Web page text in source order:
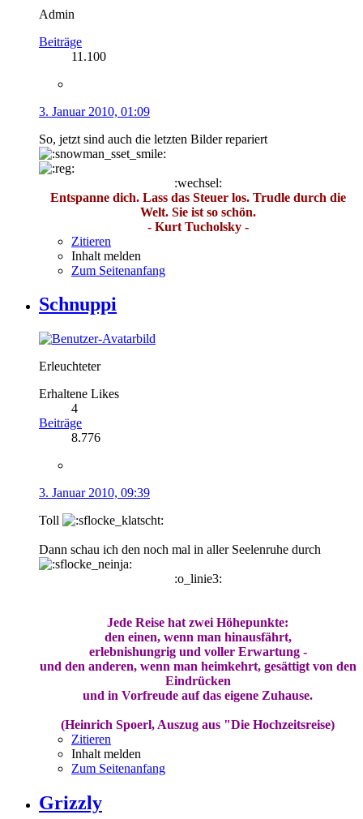
Admin
Beiträge
11.100
3. Januar 2010, 01:09
So, jetzt sind auch die letzten Bilder repariert
:wechsel:
Entspanne dich. Lass das Steuer los. Trudle durch die
Welt. Sie ist so schön.
- Kurt Tucholsky -
Zitieren
Inhalt melden
Zum Seitenanfang
Schnuppi
Erleuchteter
Erhaltene Likes
4
Beiträge
8.776
3. Januar 2010, 09:39
Toll
Dann schau ich den noch mal in aller Seelenruhe durch
:o_linie3:
Jede Reise hat zwei Höhepunkte:
den einen, wenn man hinausfährt,
erlebnishungrig und voller Erwartung -
und den anderen, wenn man heimkehrt, gesättigt von den
Eindrücken
und in Vorfreude auf das eigene Zuhause.
(Heinrich Spoerl, Auszug aus "Die Hochzeitsreise)
Zitieren
Inhalt melden
Zum Seitenanfang
Grizzly